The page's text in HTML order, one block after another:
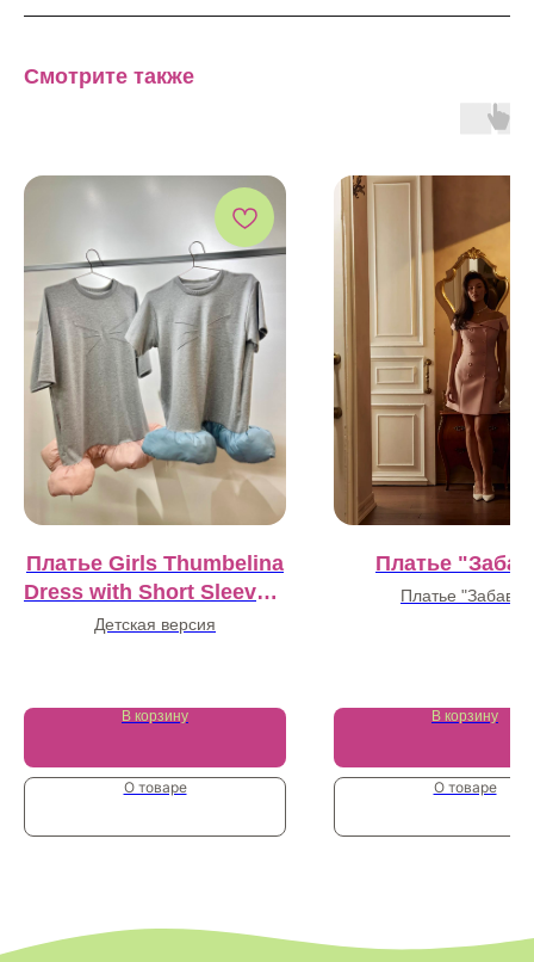
Смотрите также
Платье Girls Thumbelina
Dress with Short Sleeves,
Short, Gray and Blue
Детская версия
В корзину
О товаре
Платье
Платье "Забава"
В корзину
О товаре